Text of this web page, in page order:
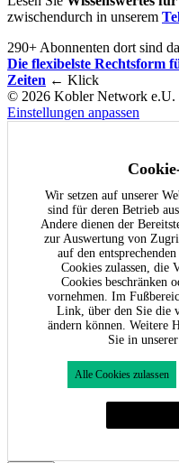
zwischendurch in unserem
290+ Abonnenten dort sind
Die flexibelste Rechtsform
Zeiten ← Klick
© 2026 Kobler Network e.U.
Einstellungen anpassen
Wir setzen auf unserer
sind für deren Betrieb
Andere dienen der
zur Auswertung von
auf den
Cookies zulassen, die
Cookies beschränken
vornehmen. Im
Link, über den Sie die
ändern können. Weitere
Sie in unserer
Alle Cookies zulassen